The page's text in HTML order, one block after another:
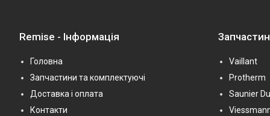
Remise - Інформація
Головна
Запчастини та комплектуючі
Доставка і оплата
Контакти
Vaillant
Protherm
Saunier